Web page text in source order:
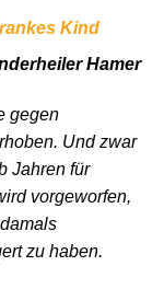
Kind
Hamer
gegen
Und zwar
Jahren für
vorgeworfen,
zu haben.